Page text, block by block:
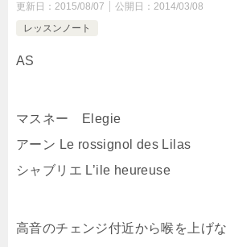
更新日： 2015/08/07 公開日： 2014/03/08
レッスンノート
AS
マスネー Elegie
アーン Le rossignol des Lilas
シャブリエ L’ile heureuse
高音のチェンジ付近から喉を上げ